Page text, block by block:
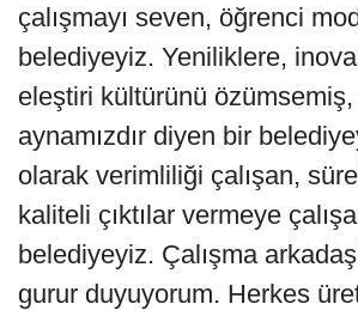
çalışmayı seven, öğrenci
belediyeyiz. Yeniliklere,
eleştiri kültürünü
aynamızdır diyen bir
olarak verimliliği çalışan,
kaliteli çıktılar vermeye
belediyeyiz. Çalışma
gurur duyuyorum. Herkes